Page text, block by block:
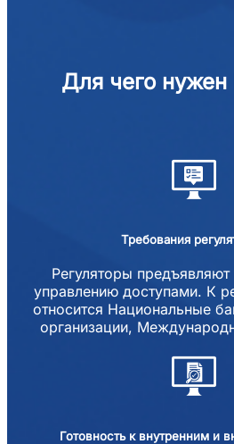
Для чего нужен
Требования
Регуляторы
управлению доступами. К
относится Национальные
организации,
Готовность к внутренним и